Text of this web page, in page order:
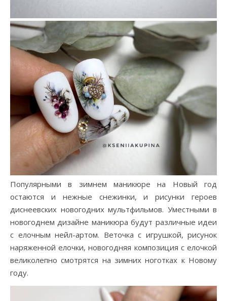
Популярными в зимнем маникюре на Новый год
остаются и нежные снежинки, и рисунки героев
диснеевских новогодних мультфильмов. Уместными в
новогоднем дизайне маникюра будут различные идеи
с елочным нейл-артом. Веточка с игрушкой, рисунок
наряженной елочки, новогодняя композиция с елочкой
великолепно смотрятся на зимних ноготках к Новому
году.